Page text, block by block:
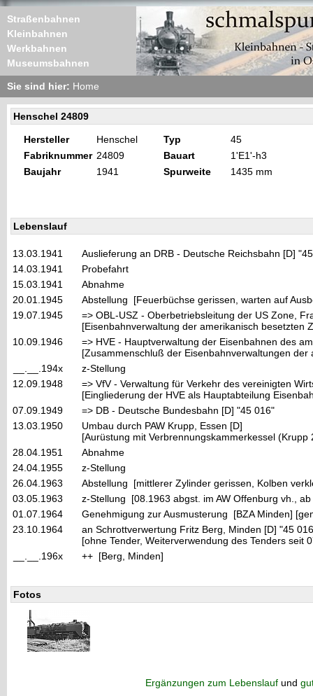
Straßenbahnen
Kleinbahnen
Werkbahnen
Museumsbahnen
Sie sind hier: Home
Henschel 24809
Hersteller Henschel Typ
45
Fabriknummer 24809 Bauart
1'E1'-h3
Baujahr
1941 Spurweite 1435 mm
Lebenslauf
13.03.1941
Auslieferung an DRB - Deutsche Reichsbahn [D]
14.03.1941
Probefahrt
15.03.1941
Abnahme
20.01.1945
Abstellung [Feuerbüchse gerissen, warten auf
19.07.1945
=> OBL-USZ - Oberbetriebsleitung der US Zone,
[Eisenbahnverwaltung der amerikanisch besetzten
10.09.1946
=> HVE - Hauptverwaltung der Eisenbahnen des
[Zusammenschluß der Eisenbahnverwaltungen
__.__.194x
z-Stellung
12.09.1948
=> VfV - Verwaltung für Verkehr des vereinigten
[Eingliederung der HVE als Hauptabteilung
07.09.1949
=> DB - Deutsche Bundesbahn [D] "45 016"
13.03.1950
Umbau durch PAW Krupp, Essen [D]
[Aurüstung mit Verbrennungskammerkessel
28.04.1951
Abnahme
24.04.1955
z-Stellung
26.04.1963
Abstellung [mittlerer Zylinder gerissen, Kolben
03.05.1963
z-Stellung [08.1963 abgst. im AW Offenburg vh.,
01.07.1964
Genehmigung zur Ausmusterung [BZA Minden]
23.10.1964
an Schrottverwertung Fritz Berg, Minden [D] "45
[ohne Tender, Weiterverwendung des Tenders seit
__.__.196x
++ [Berg, Minden]
Fotos
Ergänzungen zum Lebenslaufund